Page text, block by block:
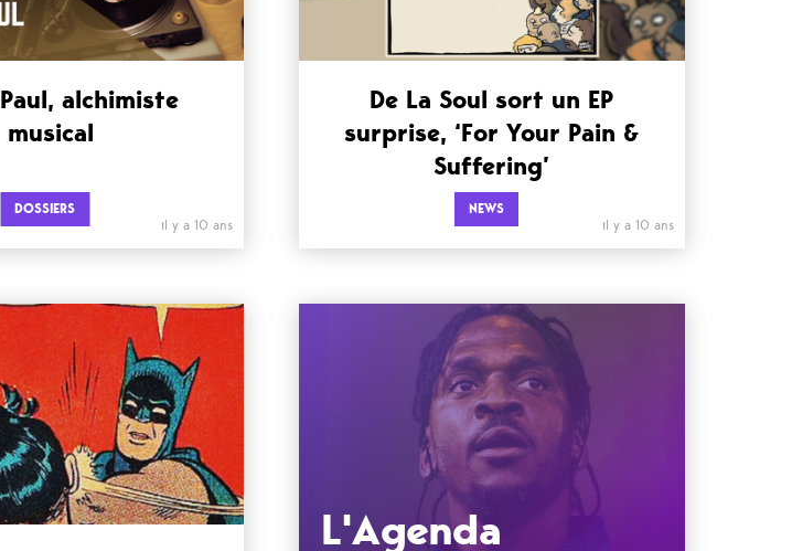
alchimiste
musical
DOSSIERS
il y a 10 ans
De La Soul sort un EP
surprise, ‘For Your Pain &
Suffering’
NEWS
il y a 10 ans
L'Agenda